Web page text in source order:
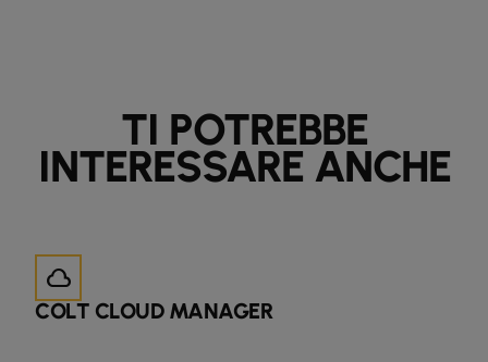
TI POTREBBE
INTERESSARE ANCHE
cloud
COLT CLOUD MANAGER